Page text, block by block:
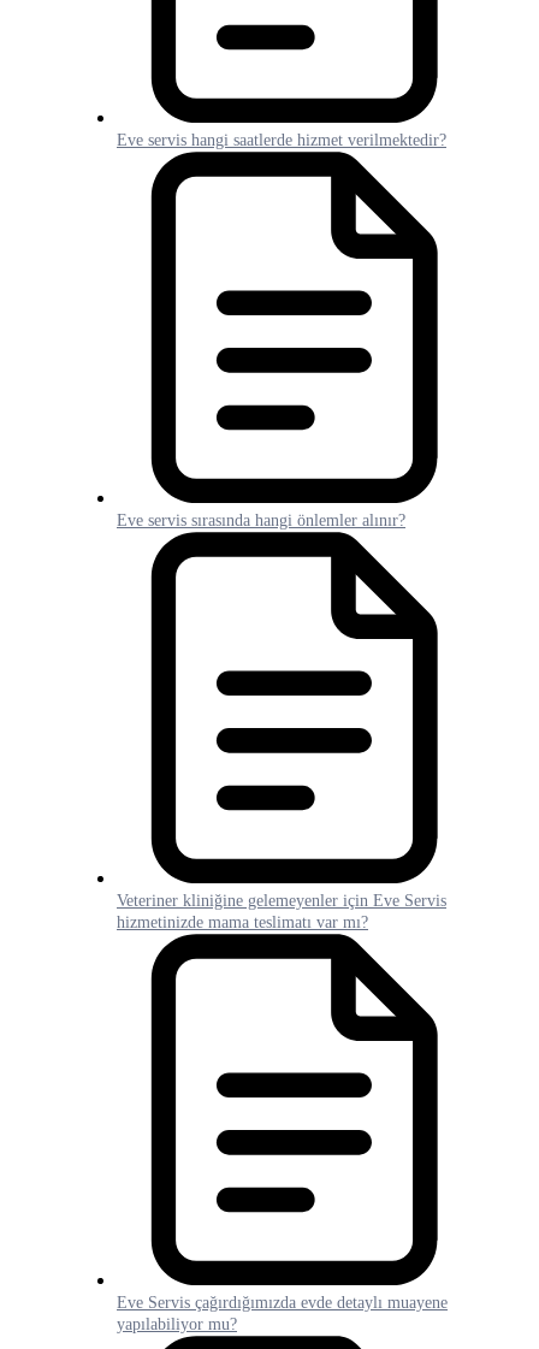
Eve servis hangi saatlerde hizmet verilmektedir?
Eve servis sırasında hangi önlemler alınır?
Veteriner kliniğine gelemeyenler için Eve Servis
hizmetinizde mama teslimatı var mı?
Eve Servis çağırdığımızda evde detaylı muayene
yapılabiliyor mu?